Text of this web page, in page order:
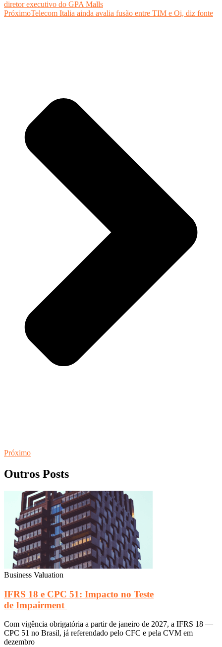
diretor executivo do GPA Malls
PróximoTelecom Italia ainda avalia fusão entre TIM e Oi, diz fonte
Próximo
Outros Posts
Business Valuation
IFRS 18 e CPC 51: Impacto no Teste
de Impairment
Com vigência obrigatória a partir de janeiro de 2027, a IFRS 18 —
CPC 51 no Brasil, já referendado pelo CFC e pela CVM em
dezembro